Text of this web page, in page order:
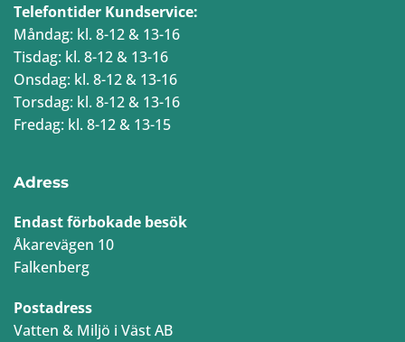
Telefontider Kundservice:
Måndag: kl. 8-12 & 13-16
Tisdag: kl. 8-12 & 13-16
Onsdag: kl. 8-12 & 13-16
Torsdag: kl. 8-12 & 13-16
Fredag: kl. 8-12 & 13-15
Adress
Endast förbokade besök
Åkarevägen 10
Falkenberg
Postadress
Vatten & Miljö i Väst AB